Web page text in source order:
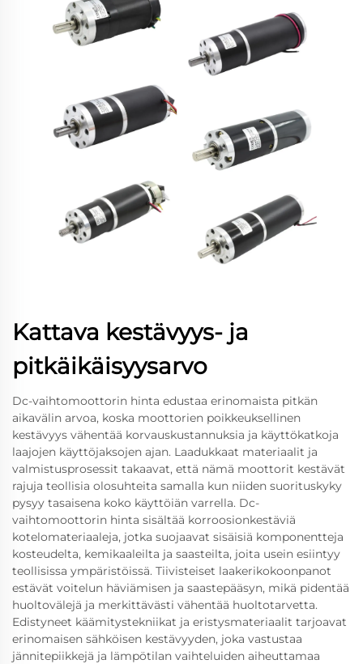
Kattava kestävyys- ja
pitkäikäisyysarvo
Dc-vaihtomoottorin hinta edustaa erinomaista pitkän
aikavälin arvoa, koska moottorien poikkeuksellinen
kestävyys vähentää korvauskustannuksia ja käyttökatkoja
laajojen käyttöjaksojen ajan. Laadukkaat materiaalit ja
valmistusprosessit takaavat, että nämä moottorit kestävät
rajuja teollisia olosuhteita samalla kun niiden suorituskyky
pysyy tasaisena koko käyttöiän varrella. Dc-
vaihtomoottorin hinta sisältää korroosionkestäviä
kotelomateriaaleja, jotka suojaavat sisäisiä komponentteja
kosteudelta, kemikaaleilta ja saasteilta, joita usein esiintyy
teollisissa ympäristöissä. Tiivisteiset laakerikokoonpanot
estävät voitelun häviämisen ja saastepääsyn, mikä pidentää
huoltovälejä ja merkittävästi vähentää huoltotarvetta.
Edistyneet käämitystekniikat ja eristysmateriaalit tarjoavat
erinomaisen sähköisen kestävyyden, joka vastustaa
jännitepiikkejä ja lämpötilan vaihteluiden aiheuttamaa